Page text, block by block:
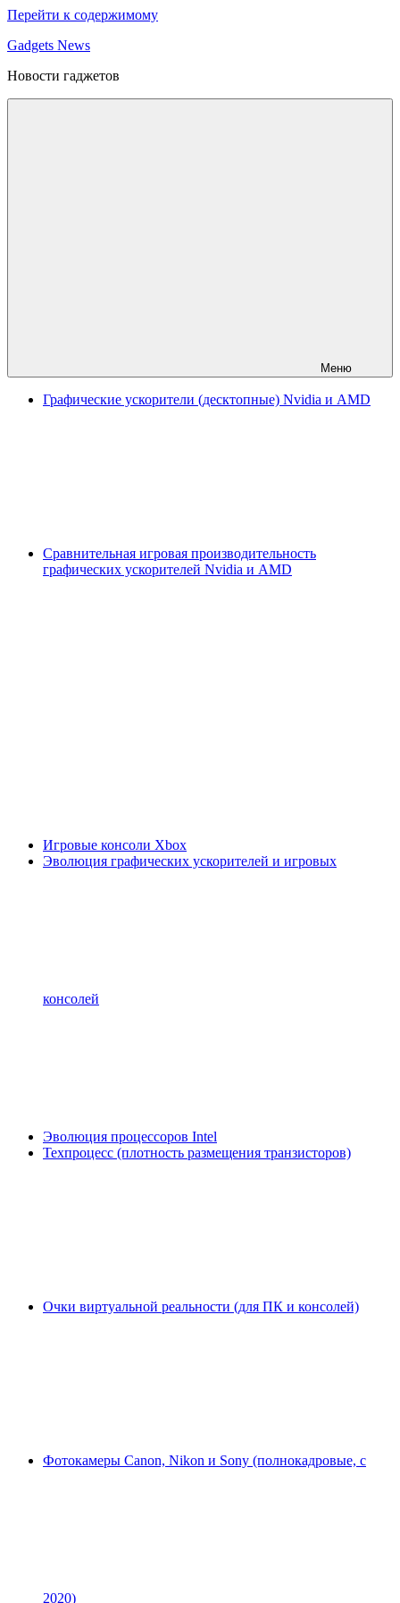
Перейти к содержимому
Gadgets News
Новости гаджетов
Меню
Графические ускорители (десктопные) Nvidia и AMD
Сравнительная игровая производительность
графических ускорителей Nvidia и AMD
Игровые консоли Xbox
Эволюция графических ускорителей и игровых
консолей
Эволюция процессоров Intel
Техпроцесс (плотность размещения транзисторов)
Очки виртуальной реальности (для ПК и консолей)
Фотокамеры Canon, Nikon и Sony (полнокадровые, с
2020)